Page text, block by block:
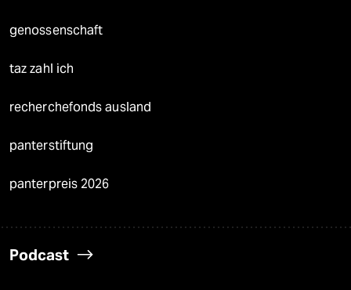
genossenschaft
taz zahl ich
recherchefonds ausland
panterstiftung
panterpreis 2026
Podcast